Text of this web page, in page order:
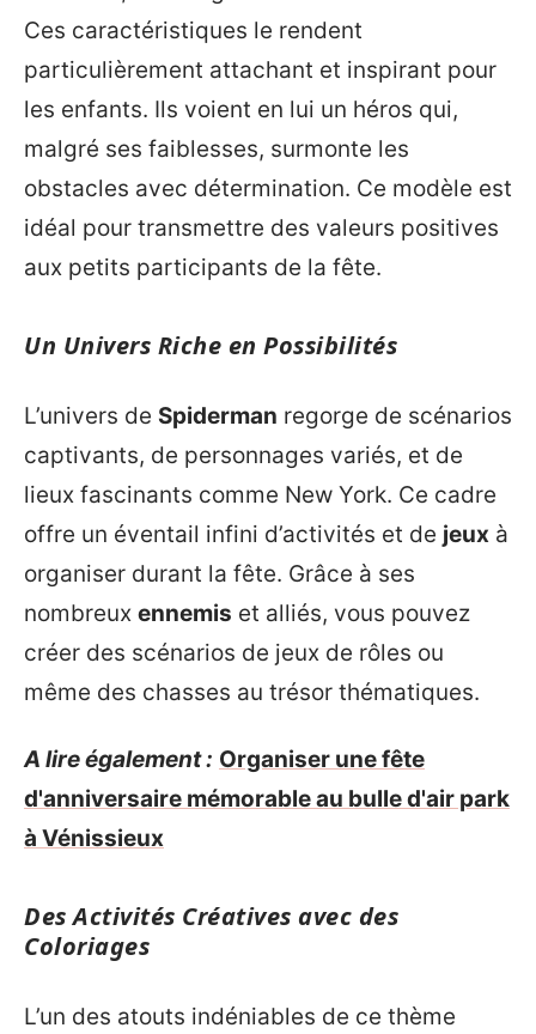
Ces caractéristiques le rendent
particulièrement attachant et inspirant pour
les enfants. Ils voient en lui un héros qui,
malgré ses faiblesses, surmonte les
obstacles avec détermination. Ce modèle est
idéal pour transmettre des valeurs positives
aux petits participants de la fête.
Un Univers Riche en Possibilités
L’univers de Spiderman regorge de scénarios
captivants, de personnages variés, et de
lieux fascinants comme New York. Ce cadre
offre un éventail infini d’activités et de jeux à
organiser durant la fête. Grâce à ses
nombreux ennemis et alliés, vous pouvez
créer des scénarios de jeux de rôles ou
même des chasses au trésor thématiques.
A lire également : Organiser une fête
d'anniversaire mémorable au bulle d'air park
à Vénissieux
Des Activités Créatives avec des
Coloriages
L’un des atouts indéniables de ce thème